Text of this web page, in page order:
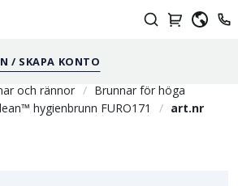
/ SKAPA KONTO
och rännor
Brunnar för höga
hygienbrunn FURO171
art.nr